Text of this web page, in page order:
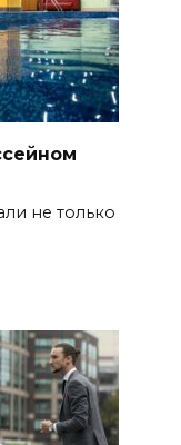
не только